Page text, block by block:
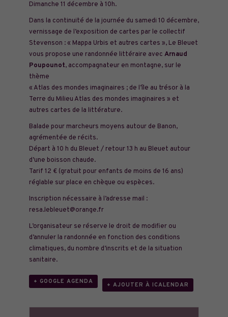
Dimanche 11 décembre à 10h.
Dans la continuité de la journée du samedi 10 décembre,
vernissage de l’exposition de cartes par le collectif
Stevenson : « Mappa Urbis et autres cartes », Le Bleuet
vous propose une randonnée littéraire avec Arnaud
Poupounot, accompagnateur en montagne, sur le
thème
« Atlas des mondes imaginaires ; de l’île au trésor à la
Terre du Milieu Atlas des mondes imaginaires » et
autres cartes de la littérature.
Balade pour marcheurs moyens autour de Banon,
agrémentée de récits.
Départ à 10 h du Bleuet / retour 13 h au Bleuet autour
d’une boisson chaude.
Tarif 12 € (gratuit pour enfants de moins de 16 ans)
réglable sur place en chèque ou espèces.
Inscription nécessaire à l’adresse mail :
resa.lebleuet@orange.fr
L’organisateur se réserve le droit de modifier ou
d’annuler la randonnée en fonction des conditions
climatiques, du nombre d’inscrits et de la situation
sanitaire.
+ GOOGLE AGENDA
+ AJOUTER À ICALENDAR